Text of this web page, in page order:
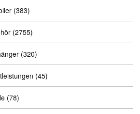
(383)
(2755)
(320)
(45)
(78)